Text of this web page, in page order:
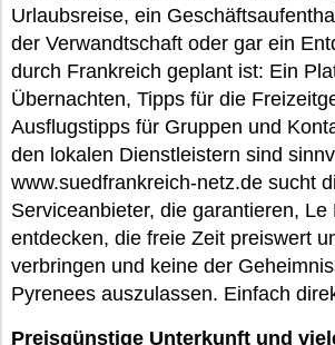
Urlaubsreise, ein
der Verwandtschaft oder gar ein
durch Frankreich geplant ist: Ein
Übernachten, Tipps für die
Ausflugstipps für Gruppen und
den lokalen Dienstleistern sind
www.suedfrankreich-netz.de sucht
Serviceanbieter, die garantieren, Le
entdecken, die freie Zeit preiswert
verbringen und keine der
Pyrenees auszulassen. Einfach
Preisgünstige Unterkunft und